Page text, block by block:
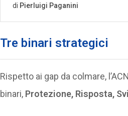
Tre binari strategici
Rispetto ai gap da colmare,
binari, Protezione, Risposta,